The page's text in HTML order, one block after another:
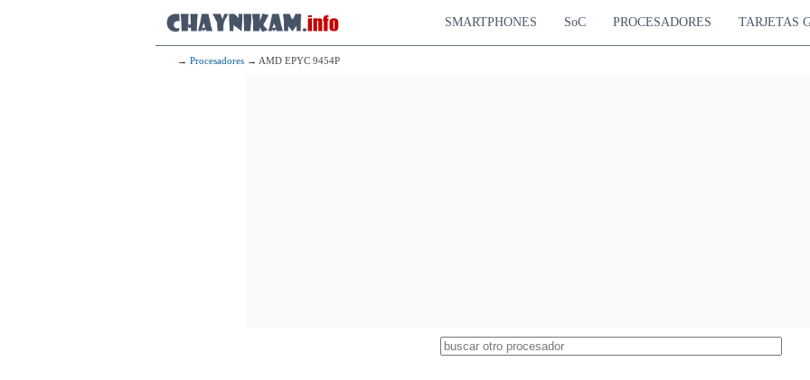
SMARTPHONES SoC PROCESADORES TARJETAS
→ Procesadores → AMD EPYC 9454P